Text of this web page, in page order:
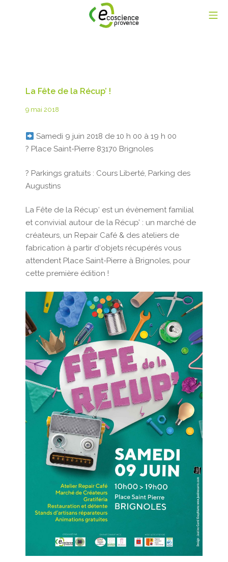
La Fête de la Récup’ !
9 mai 2018
Samedi 9 juin 2018 de 10 h 00 à 19 h 00
? Place Saint-Pierre 83170 Brignoles
? Parkings gratuits : Cours Liberté, Parking des
Augustins
La Fête de la Récup‘ est un évènement familial
et convivial autour de la Récup’ : un marché de
créateurs, un Repair Café & des ateliers de
fabrication à partir d‘objets récupérés vous
attendent Place Saint-Pierre à Brignoles, pour
cette première édition !